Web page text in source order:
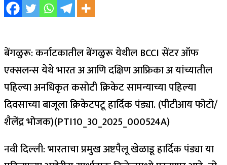
बेंगळुरू: कर्नाटकातील बेंगळुरू येथील BCCI सेंटर ऑफ
एक्सलन्स येथे भारत अ आणि दक्षिण आफ्रिका अ यांच्यातील
पहिल्या अनधिकृत कसोटी क्रिकेट सामन्याच्या पहिल्या
दिवसाच्या बाजूला क्रिकेटपटू हार्दिक पंड्या. (पीटीआय फोटो/
शैलेंद्र भोजक)(PTI10_30_2025_000524A)
नवी दिल्ली:भारताचा प्रमुख अष्टपैलू खेळाडू हार्दिक पंड्या या